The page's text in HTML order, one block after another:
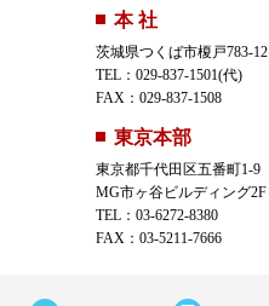
本 社
茨城県つくば市榎戸783-12
TEL：029-837-1501(代)
FAX：029-837-1508
東京本部
東京都千代田区五番町1-9
MG市ヶ谷ビルディング2F
TEL：03-6272-8380
FAX：03-5211-7666